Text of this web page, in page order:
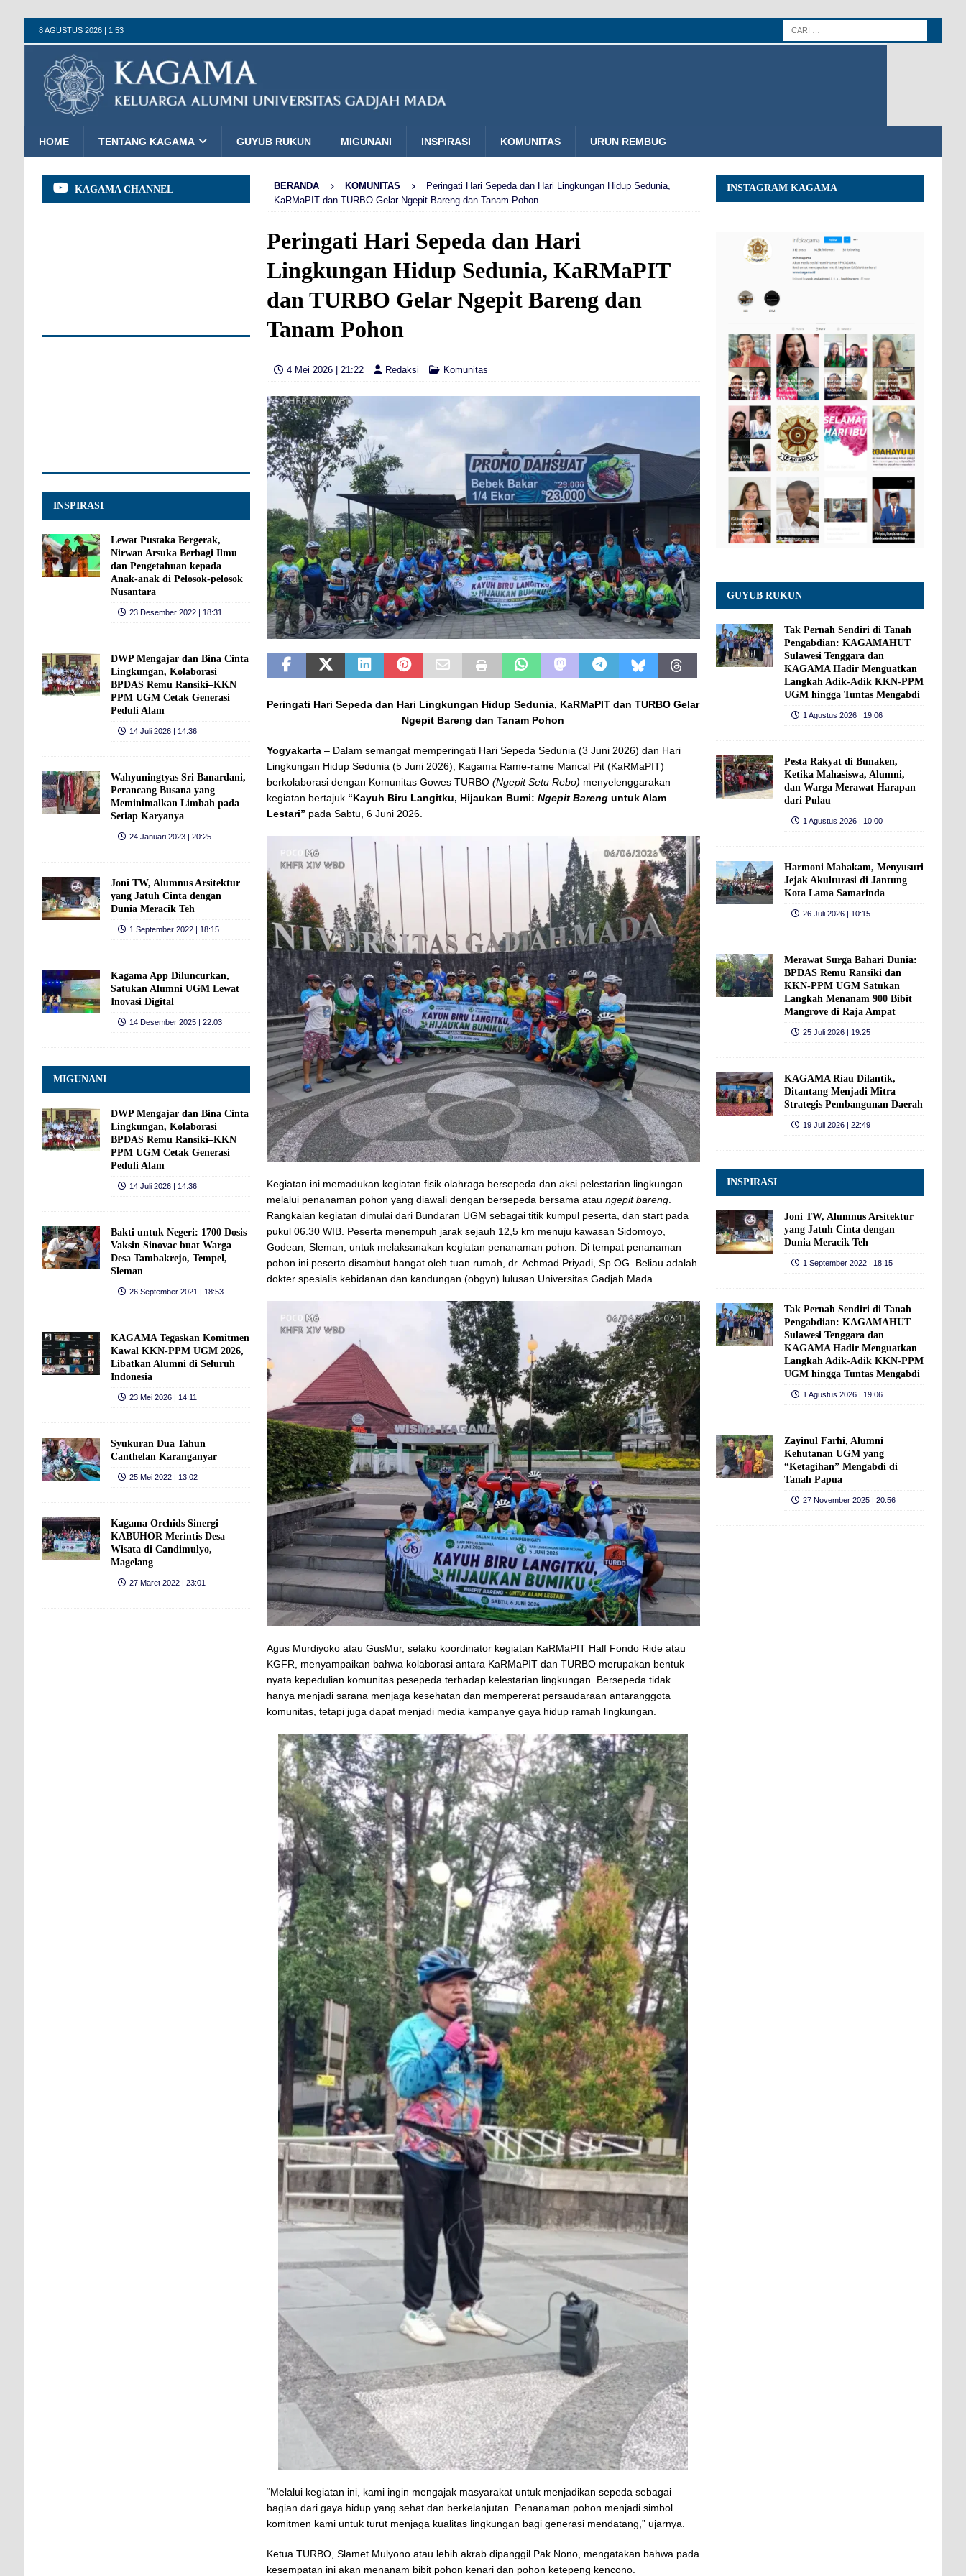
8 AGUSTUS 2026 | 1:53
HOME TENTANG KAGAMA GUYUB RUKUN MIGUNANI INSPIRASI KOMUNITAS URUN REMBUG
BERANDA KOMUNITAS
Peringati Hari Sepeda dan Hari Lingkungan Hidup Sedunia,
KaRMaPIT dan TURBO Gelar Ngepit Bareng dan Tanam Pohon
Peringati Hari Sepeda dan Hari
Lingkungan Hidup Sedunia, KaRMaPIT
dan TURBO Gelar Ngepit Bareng dan
Tanam Pohon
4 Mei 2026 | 21:22 Redaksi Komunitas
Peringati Hari Sepeda dan Hari Lingkungan Hidup Sedunia, KaRMaPIT dan TURBO Gelar
Ngepit Bareng dan Tanam Pohon
Yogyakarta – Dalam semangat memperingati Hari Sepeda Sedunia (3 Juni 2026) dan Hari
Lingkungan Hidup Sedunia (5 Juni 2026), Kagama Rame-rame Mancal Pit (KaRMaPIT)
berkolaborasi dengan Komunitas Gowes TURBO(Ngepit Setu Rebo) menyelenggarakan
kegiatan bertajuk “Kayuh Biru Langitku, Hijaukan Bumi:Ngepit Bareng untuk Alam
Lestari” pada Sabtu, 6 Juni 2026.
Kegiatan ini memadukan kegiatan fisik olahraga bersepeda dan aksi pelestarian lingkungan
melalui penanaman pohon yang diawali dengan bersepeda bersama ataungepit bareng
Rangkaian kegiatan dimulai dari Bundaran UGM sebagai titik kumpul peserta, dan start pada
pukul 06.30 WIB. Peserta menempuh jarak sejauh 12,5 km menuju kawasan Sidomoyo,
Godean, Sleman, untuk melaksanakan kegiatan penanaman pohon. Di tempat penanaman
pohon ini peserta disambut hangat oleh tuan rumah, dr. Achmad Priyadi, Sp.OG. Beliau adalah
dokter spesialis kebidanan dan kandungan (obgyn) lulusan Universitas Gadjah Mada.
Agus Murdiyoko atau GusMur, selaku koordinator kegiatan KaRMaPIT Half Fondo Ride atau
KGFR, menyampaikan bahwa kolaborasi antara KaRMaPIT dan TURBO merupakan bentuk
nyata kepedulian komunitas pesepeda terhadap kelestarian lingkungan. Bersepeda tidak
hanya menjadi sarana menjaga kesehatan dan mempererat persaudaraan antaranggota
komunitas, tetapi juga dapat menjadi media kampanye gaya hidup ramah lingkungan.
“Melalui kegiatan ini, kami ingin mengajak masyarakat untuk menjadikan sepeda sebagai
bagian dari gaya hidup yang sehat dan berkelanjutan. Penanaman pohon menjadi simbol
komitmen kami untuk turut menjaga kualitas lingkungan bagi generasi mendatang,” ujarnya.
Ketua TURBO, Slamet Mulyono atau lebih akrab dipanggil Pak Nono, mengatakan bahwa pada
kesempatan ini akan menanam bibit pohon kenari dan pohon ketepeng kencono.
KAGAMA CHANNEL
INSPIRASI
Lewat Pustaka Bergerak,
Nirwan Arsuka Berbagi Ilmu
dan Pengetahuan kepada
Anak-anak di Pelosok-pelosok
Nusantara
23 Desember 2022 | 18:31
DWP Mengajar dan Bina Cinta
Lingkungan, Kolaborasi
BPDAS Remu Ransiki–KKN
PPM UGM Cetak Generasi
Peduli Alam
14 Juli 2026 | 14:36
Wahyuningtyas Sri Banardani,
Perancang Busana yang
Meminimalkan Limbah pada
Setiap Karyanya
24 Januari 2023 | 20:25
Joni TW, Alumnus Arsitektur
yang Jatuh Cinta dengan
Dunia Meracik Teh
1 September 2022 | 18:15
Kagama App Diluncurkan,
Satukan Alumni UGM Lewat
Inovasi Digital
14 Desember 2025 | 22:03
MIGUNANI
DWP Mengajar dan Bina Cinta
Lingkungan, Kolaborasi
BPDAS Remu Ransiki–KKN
PPM UGM Cetak Generasi
Peduli Alam
14 Juli 2026 | 14:36
Bakti untuk Negeri: 1700 Dosis
Vaksin Sinovac buat Warga
Desa Tambakrejo, Tempel,
Sleman
26 September 2021 | 18:53
KAGAMA Tegaskan Komitmen
Kawal KKN-PPM UGM 2026,
Libatkan Alumni di Seluruh
Indonesia
23 Mei 2026 | 14:11
Syukuran Dua Tahun
Canthelan Karanganyar
25 Mei 2022 | 13:02
Kagama Orchids Sinergi
KABUHOR Merintis Desa
Wisata di Candimulyo,
Magelang
27 Maret 2022 | 23:01
INSTAGRAM KAGAMA
GUYUB RUKUN
Tak Pernah Sendiri di Tanah
Pengabdian: KAGAMAHUT
Sulawesi Tenggara dan
KAGAMA Hadir Menguatkan
Langkah Adik-Adik KKN-PPM
UGM hingga Tuntas Mengabdi
1 Agustus 2026 | 19:06
Pesta Rakyat di Bunaken,
Ketika Mahasiswa, Alumni,
dan Warga Merawat Harapan
dari Pulau
1 Agustus 2026 | 10:00
Harmoni Mahakam, Menyusuri
Jejak Akulturasi di Jantung
Kota Lama Samarinda
26 Juli 2026 | 10:15
Merawat Surga Bahari Dunia:
BPDAS Remu Ransiki dan
KKN-PPM UGM Satukan
Langkah Menanam 900 Bibit
Mangrove di Raja Ampat
25 Juli 2026 | 19:25
KAGAMA Riau Dilantik,
Ditantang Menjadi Mitra
Strategis Pembangunan Daerah
19 Juli 2026 | 22:49
INSPIRASI
Joni TW, Alumnus Arsitektur
yang Jatuh Cinta dengan
Dunia Meracik Teh
1 September 2022 | 18:15
Tak Pernah Sendiri di Tanah
Pengabdian: KAGAMAHUT
Sulawesi Tenggara dan
KAGAMA Hadir Menguatkan
Langkah Adik-Adik KKN-PPM
UGM hingga Tuntas Mengabdi
1 Agustus 2026 | 19:06
Zayinul Farhi, Alumni
Kehutanan UGM yang
“Ketagihan” Mengabdi di
Tanah Papua
27 November 2025 | 20:56